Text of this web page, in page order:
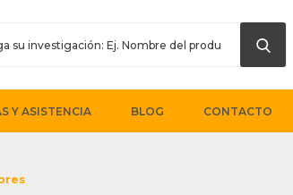
Y ASISTENCIA BLOG CONTACTO